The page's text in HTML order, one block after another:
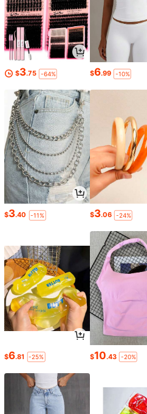
$3.75 -64% $6.99 -10%
$3.40 -11% $3.06 -24%
$6.81 -25% $10.43 -20%